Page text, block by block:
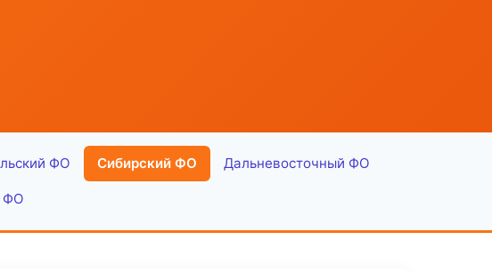
ФО Сибирский ФО Дальневосточный ФО
ФО